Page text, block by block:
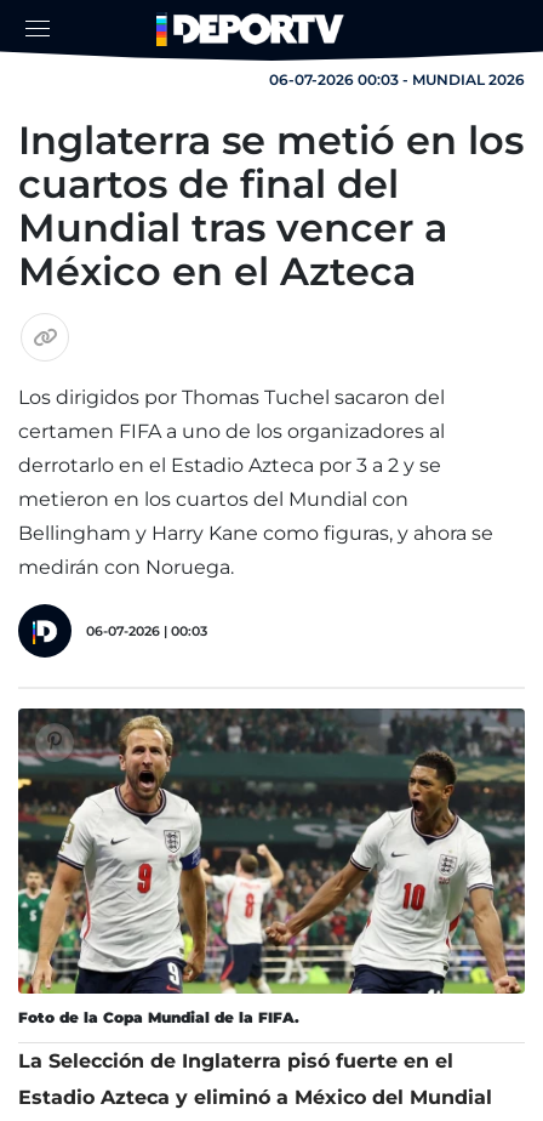
06-07-2026 00:03 - MUNDIAL 2026
Inglaterra se metió en los
cuartos de final del
Mundial tras vencer a
México en el Azteca
Los dirigidos por Thomas Tuchel sacaron del
certamen FIFA a uno de los organizadores al
derrotarlo en el Estadio Azteca por 3 a 2 y se
metieron en los cuartos del Mundial con
Bellingham y Harry Kane como figuras, y ahora se
medirán con Noruega.
06-07-2026 | 00:03
Foto de la Copa Mundial de la FIFA.
La Selección de Inglaterra pisó fuerte en el
Estadio Azteca y eliminó a México del Mundial